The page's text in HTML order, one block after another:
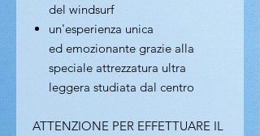
del windsurf
un'esperienza unica
ed emozionante grazie alla
speciale attrezzatura ultra
leggera studiata dal centro
ATTENZIONE PER EFFETTUARE IL